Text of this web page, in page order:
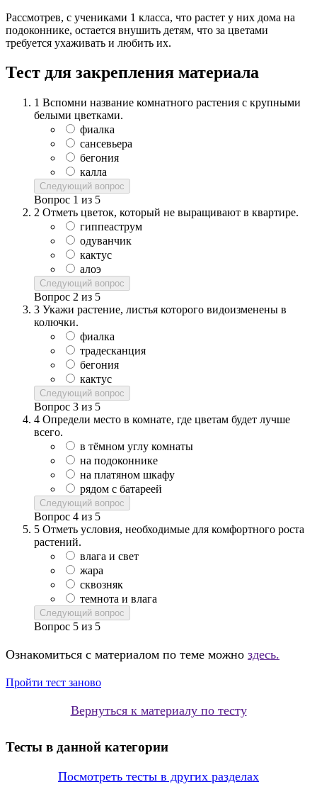
Рассмотрев, с учениками 1 класса, что растет у них дома на
подоконнике, остается внушить детям, что за цветами
требуется ухаживать и любить их.
Тест для закрепления материала
1 Вспомни название комнатного растения с крупными
белыми цветками.
фиалка
сансевьера
бегония
калла
Следующий вопрос
Вопрос 1 из 5
2 Отметь цветок, который не выращивают в квартире.
гиппеаструм
одуванчик
кактус
алоэ
Следующий вопрос
Вопрос 2 из 5
3 Укажи растение, листья которого видоизменены в
колючки.
фиалка
традесканция
бегония
кактус
Следующий вопрос
Вопрос 3 из 5
4 Определи место в комнате, где цветам будет лучше
всего.
в тёмном углу комнаты
на подоконнике
на платяном шкафу
рядом с батареей
Следующий вопрос
Вопрос 4 из 5
5 Отметь условия, необходимые для комфортного роста
растений.
влага и свет
жара
сквозняк
темнота и влага
Следующий вопрос
Вопрос 5 из 5
Ознакомиться с материалом по теме можно здесь.
Пройти тест заново
Вернуться к материалу по тесту
Тесты в данной категории
Посмотреть тесты в других разделах